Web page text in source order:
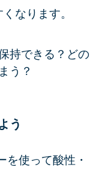
なります。
持できる？どの
う？
う
を使って酸性・